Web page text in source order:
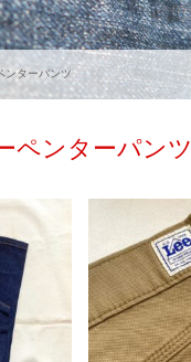
ンターパンツ
ペンターパンツ